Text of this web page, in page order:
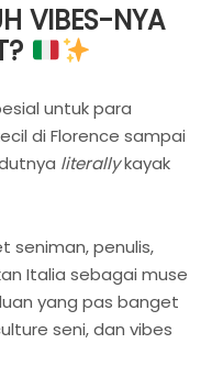
VIBES-NYA
untuk para
di Florence sampai
literallykayak
seniman, penulis,
Italia sebagai muse
yang pas banget
seni, dan vibes